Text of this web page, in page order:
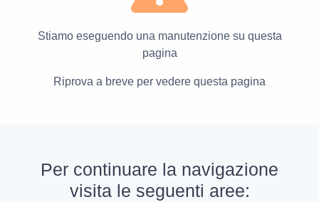
Stiamo eseguendo una manutenzione su questa
pagina
Riprova a breve per vedere questa pagina
Per continuare la navigazione
visita le seguenti aree: